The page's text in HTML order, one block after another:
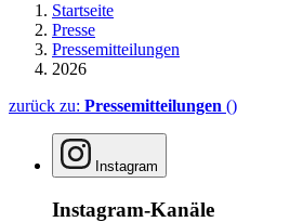
Startseite
Presse
Pressemitteilungen
2026
zurück zu: Pressemitteilungen ()
Instagram
Instagram-Kanäle